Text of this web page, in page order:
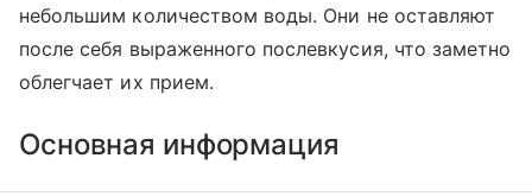
небольшим количеством воды. Они не оставляют
после себя выраженного послевкусия, что заметно
облегчает их прием.
Основная информация